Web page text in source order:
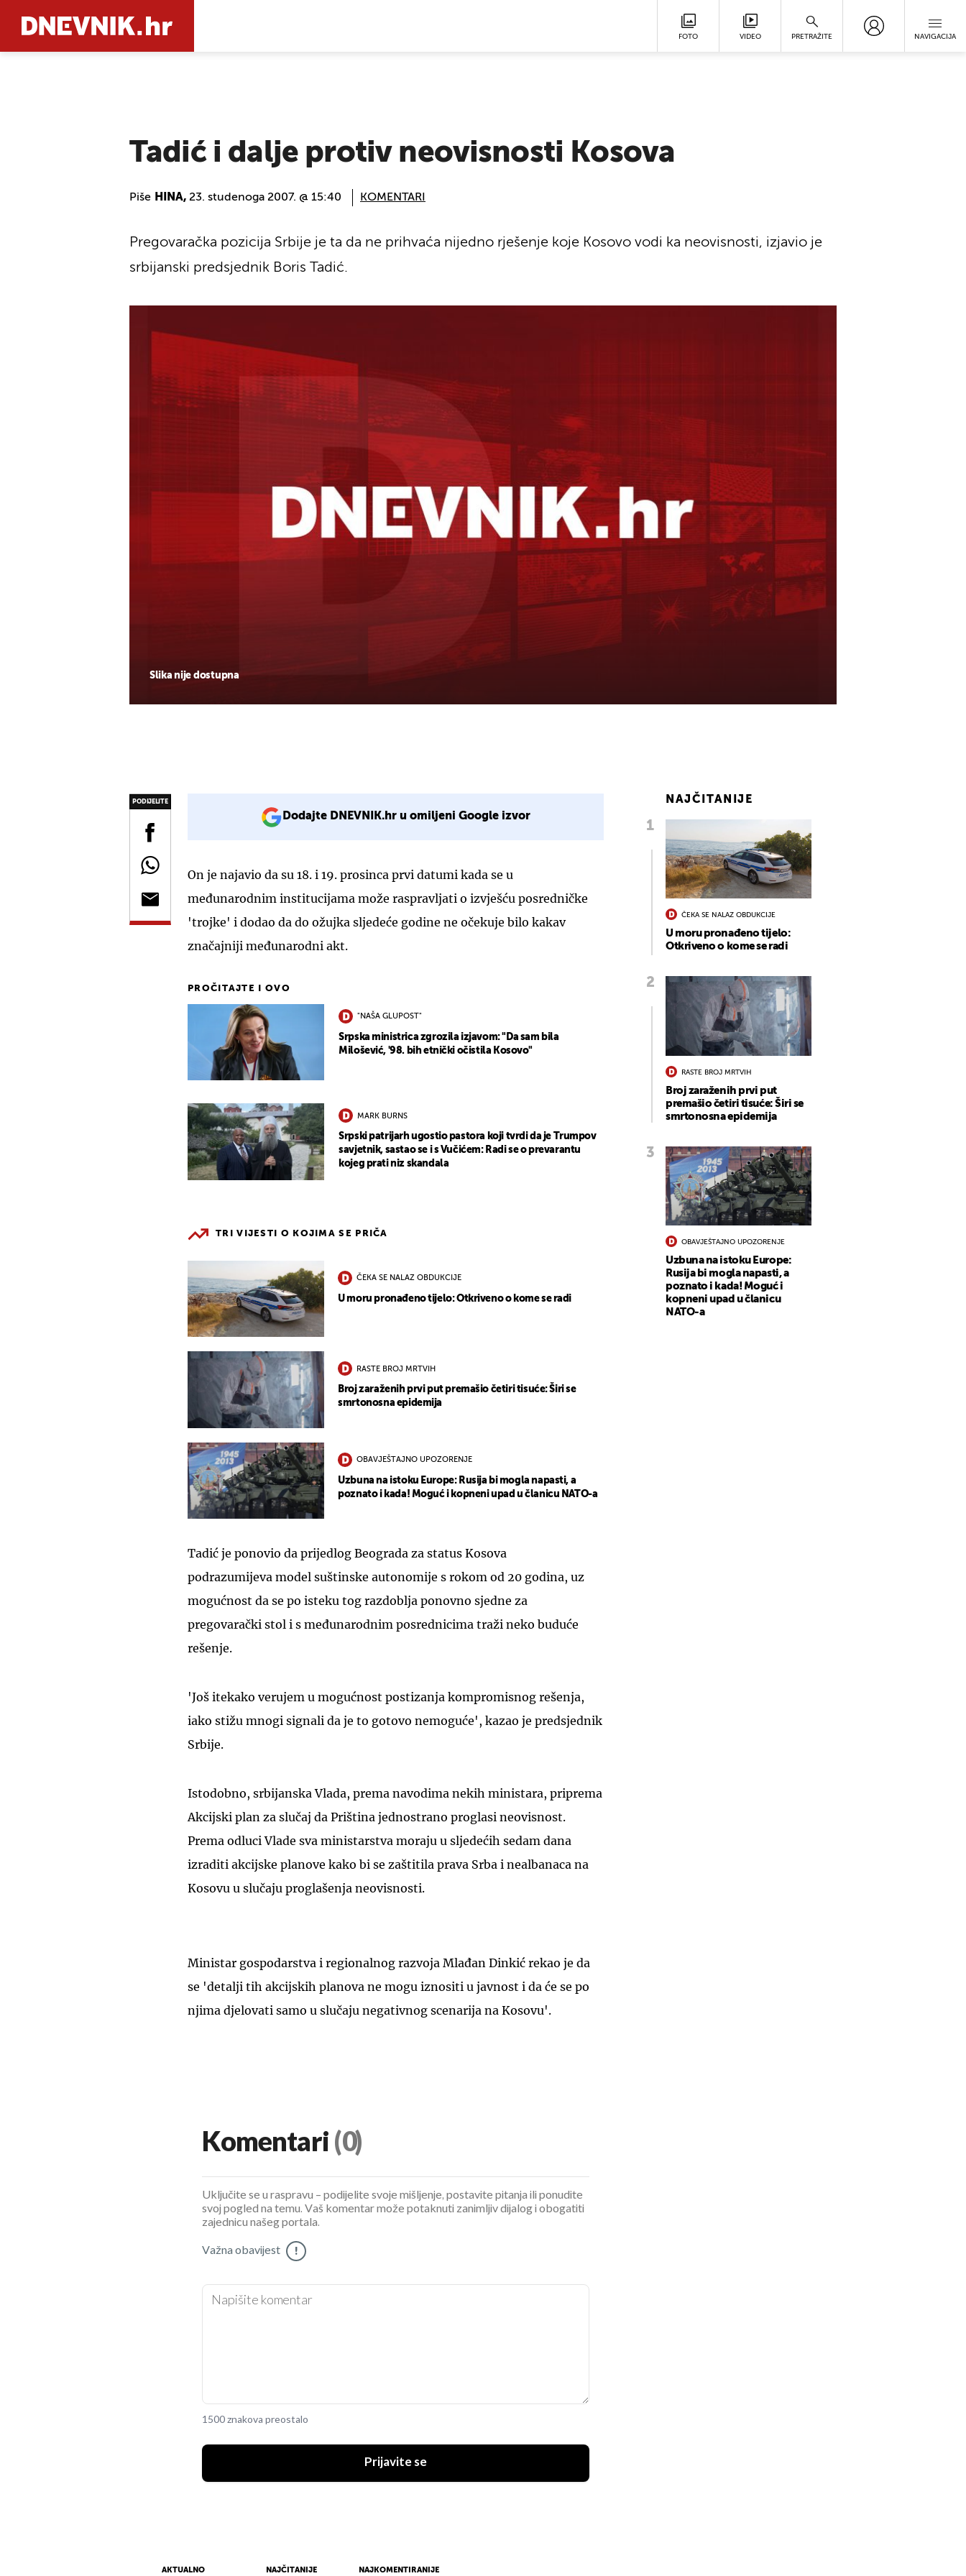
FOTO VIDEO PRETRAŽITE NAVIGACIJA
Tadić i dalje protiv neovisnosti Kosova
Piše HINA, 23. studenoga 2007. @ 15:40 KOMENTARI
Slika nije dostupna
Pregovaračka pozicija Srbije je ta da ne prihvaća nijedno rješenje koje Kosovo vodi ka neovisnosti, izjavio je
srbijanski predsjednik Boris Tadić.
PODIJELITE
Dodajte DNEVNIK.hr u omiljeni Google izvor
On je najavio da su 18. i 19. prosinca prvi datumi kada se u
međunarodnim institucijama može raspravljati o izvješću posredničke
'trojke' i dodao da do ožujka sljedeće godine ne očekuje bilo kakav
značajniji međunarodni akt.
PROČITAJTE I OVO
"NAŠA GLUPOST"
Srpska ministrica zgrozila izjavom: "Da sam bila
Milošević, '98. bih etnički očistila Kosovo"
MARK BURNS
Srpski patrijarh ugostio pastora koji tvrdi da je Trumpov
savjetnik, sastao se i s Vučićem: Radi se o prevarantu
kojeg prati niz skandala
TRI VIJESTI O KOJIMA SE PRIČA
ČEKA SE NALAZ OBDUKCIJE
U moru pronađeno tijelo: Otkriveno o kome se radi
RASTE BROJ MRTVIH
Broj zaraženih prvi put premašio četiri tisuće: Širi se
smrtonosna epidemija
OBAVJEŠTAJNO UPOZORENJE
Uzbuna na istoku Europe: Rusija bi mogla napasti, a
poznato i kada! Moguć i kopneni upad u članicu NATO-a
Tadić je ponovio da prijedlog Beograda za status Kosova
podrazumijeva model suštinske autonomije s rokom od 20 godina, uz
mogućnost da se po isteku tog razdoblja ponovno sjedne za
pregovarački stol i s međunarodnim posrednicima traži neko buduće
rešenje.
'Još itekako verujem u mogućnost postizanja kompromisnog rešenja,
iako stižu mnogi signali da je to gotovo nemoguće', kazao je predsjednik
Srbije.
Istodobno, srbijanska Vlada, prema navodima nekih ministara, priprema
Akcijski plan za slučaj da Priština jednostrano proglasi neovisnost.
Prema odluci Vlade sva ministarstva moraju u sljedećih sedam dana
izraditi akcijske planove kako bi se zaštitila prava Srba i nealbanaca na
Kosovu u slučaju proglašenja neovisnosti.
Ministar gospodarstva i regionalnog razvoja Mlađan Dinkić rekao je da
se 'detalji tih akcijskih planova ne mogu iznositi u javnost i da će se po
njima djelovati samo u slučaju negativnog scenarija na Kosovu'.
NAJČITANIJE
ČEKA SE NALAZ OBDUKCIJE
U moru pronađeno tijelo:
Otkriveno o kome se radi
RASTE BROJ MRTVIH
Broj zaraženih prvi put
premašio četiri tisuće: Širi se
smrtonosna epidemija
OBAVJEŠTAJNO UPOZORENJE
Uzbuna na istoku Europe:
Rusija bi mogla napasti, a
poznato i kada! Moguć i
kopneni upad u članicu
NATO-a
Komentari (0)
Uključite se u raspravu – podijelite svoje mišljenje, postavite pitanja ili ponudite
svoj pogled na temu. Vaš komentar može potaknuti zanimljiv dijalog i obogatiti
zajednicu našeg portala.
Važna obavijest !
1500 znakova preostalo
Prijavite se
AKTUALNO NAJČITANIJE NAJKOMENTIRANIJE
UKLJUČITE NOTIFIKACIJE